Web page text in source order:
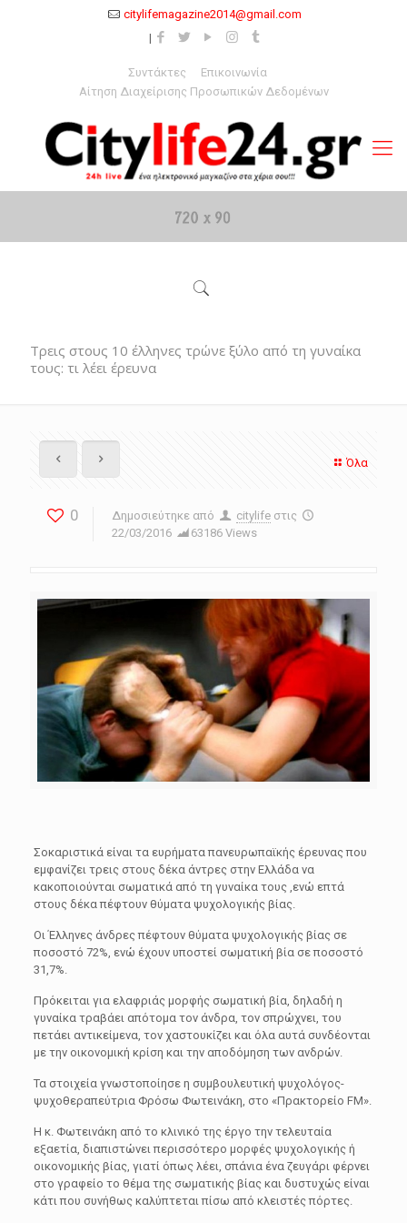
citylifemagazine2014@gmail.com
Συντάκτες
Επικοινωνία
Αίτηση Διαχείρισης Προσωπικών Δεδομένων
Τρεις στους 10 έλληνες τρώνε ξύλο από τη γυναίκα
τους: τι λέει έρευνα
Όλα
0 Δημοσιεύτηκε από citylife στις
22/03/2016
63186 Views
Σοκαριστικά είναι τα ευρήματα πανευρωπαϊκής έρευνας που
εμφανίζει τρεις στους δέκα άντρες στην Ελλάδα να
κακοποιούνται σωματικά από τη γυναίκα τους ,ενώ επτά
στους δέκα πέφτουν θύματα ψυχολογικής βίας.
Οι Έλληνες άνδρες πέφτουν θύματα ψυχολογικής βίας σε
ποσοστό 72%, ενώ έχουν υποστεί σωματική βία σε ποσοστό
31,7%.
Πρόκειται για ελαφριάς μορφής σωματική βία, δηλαδή η
γυναίκα τραβάει απότομα τον άνδρα, τον σπρώχνει, του
πετάει αντικείμενα, τον χαστουκίζει και όλα αυτά συνδέονται
με την οικονομική κρίση και την αποδόμηση των ανδρών.
Τα στοιχεία γνωστοποίησε η συμβουλευτική ψυχολόγος-
ψυχοθεραπεύτρια Φρόσω Φωτεινάκη, στο «Πρακτορείο FM».
Η κ. Φωτεινάκη από το κλινικό της έργο την τελευταία
εξαετία, διαπιστώνει περισσότερο μορφές ψυχολογικής ή
οικονομικής βίας, γιατί όπως λέει, σπάνια ένα ζευγάρι φέρνει
στο γραφείο το θέμα της σωματικής βίας και δυστυχώς είναι
κάτι που συνήθως καλύπτεται πίσω από κλειστές πόρτες.